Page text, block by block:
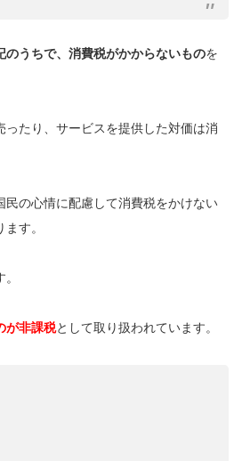
のうちで、消費税がかからないものを
ったり、サービスを提供した対価は消
民の心情に配慮して消費税をかけない
す。
が非課税として取り扱われています。